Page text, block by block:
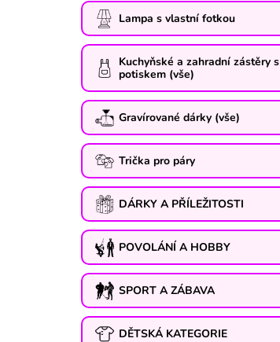
Lampa s vlastní fotkou
Kuchyňské a zahradní zástěry s
potiskem (vše)
Gravírované dárky (vše)
Trička pro páry
DÁRKY A PŘÍLEŽITOSTI
POVOLÁNÍ A HOBBY
SPORT A ZÁBAVA
DĚTSKÁ KATEGORIE